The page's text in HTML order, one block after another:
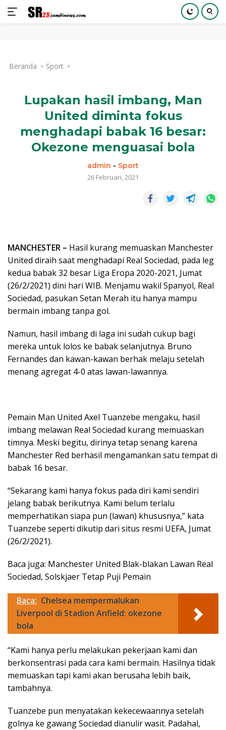
kontenBeranda Sport
Lupakan hasil imbang, Man
United diminta fokus
menghadapi babak 16 besar:
Okezone menguasai bola
admin - Sport
26 Februari, 2021
MANCHESTER – Hasil kurang memuaskan Manchester
United diraih saat menghadapi Real Sociedad, pada leg
kedua babak 32 besar Liga Eropa 2020-2021, Jumat
(26/2/2021) dini hari WIB. Menjamu wakil Spanyol, Real
Sociedad, pasukan Setan Merah itu hanya mampu
bermain imbang tanpa gol.
Namun, hasil imbang di laga ini sudah cukup bagi
mereka untuk lolos ke babak selanjutnya. Bruno
Fernandes dan kawan-kawan berhak melaju setelah
menang agregat 4-0 atas lawan-lawannya.
Pemain Man United Axel Tuanzebe mengaku, hasil
imbang melawan Real Sociedad kurang memuaskan
timnya. Meski begitu, dirinya tetap senang karena
Manchester Red berhasil mengamankan satu tempat di
babak 16 besar.
“Sekarang kami hanya fokus pada diri kami sendiri
jelang babak berikutnya. Kami belum terlalu
memperhatikan siapa pun (lawan) khususnya,” kata
Tuanzebe seperti dikutip dari situs resmi UEFA, Jumat
(26/2/2021).
Baca juga: Manchester United Blak-blakan Lawan Real
Sociedad, Solskjaer Tetap Puji Pemain
Baca: Chelsea mempermalukan
Liverpool di Stadion Anfield: okezone
bola
“Kami hanya perlu melakukan pekerjaan kami dan
berkonsentrasi pada cara kami bermain. Hasilnya tidak
memuaskan tapi kami akan berusaha lebih baik,
tambahnya.
Tuanzebe pun menyatakan kekecewaannya setelah
golnya ke gawang Sociedad dianulir wasit. Padahal,